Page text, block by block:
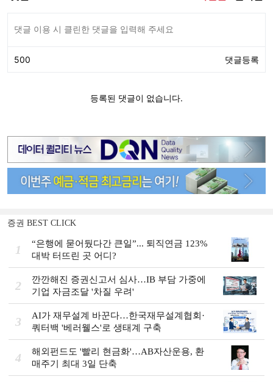
증권 BEST CLICK
1
“은행에 묻어뒀다간 큰일”... 퇴직연금 123%
대박 터뜨린 곳 어디?
2
깐깐해진 증권신고서 심사…IB 부담 가중에
기업 자금조달 '차질 우려'
3
AI가 재무설계 바꾼다…한국재무설계협회·
쿼터백 '베러웰스'로 생태계 구축
4
해외펀드도 '빨리 현금화'…AB자산운용, 환
매주기 최대 3일 단축